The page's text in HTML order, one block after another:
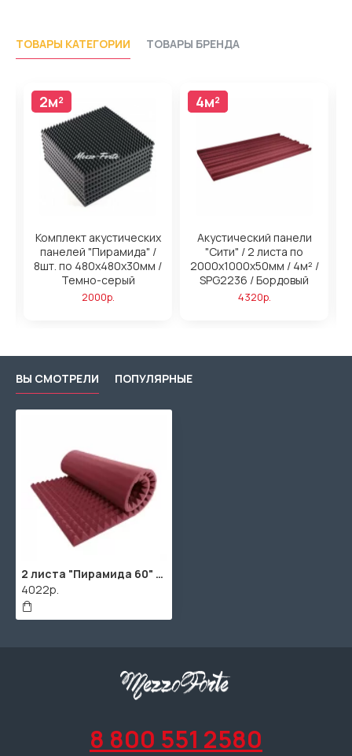
ТОВАРЫ КАТЕГОРИИ ТОВАРЫ БРЕНДА
2м²
Комплект акустических
панелей "Пирамида" /
8шт. по 480x480х30мм /
Темно-серый
2000р.
4м²
4м²
Акустический панели
"Сити" / 2 листа по
2000х1000х50мм / 4м² /
SPG2236 / Бордовый
4320р.
ВЫ СМОТРЕЛИ ПОПУЛЯРНЫЕ
2 листа "Пирамида 60" / 2шт. по 1980х960х75мм / 4м² / SPG2236 / Бордовый
4022р.
8 800 551 2580